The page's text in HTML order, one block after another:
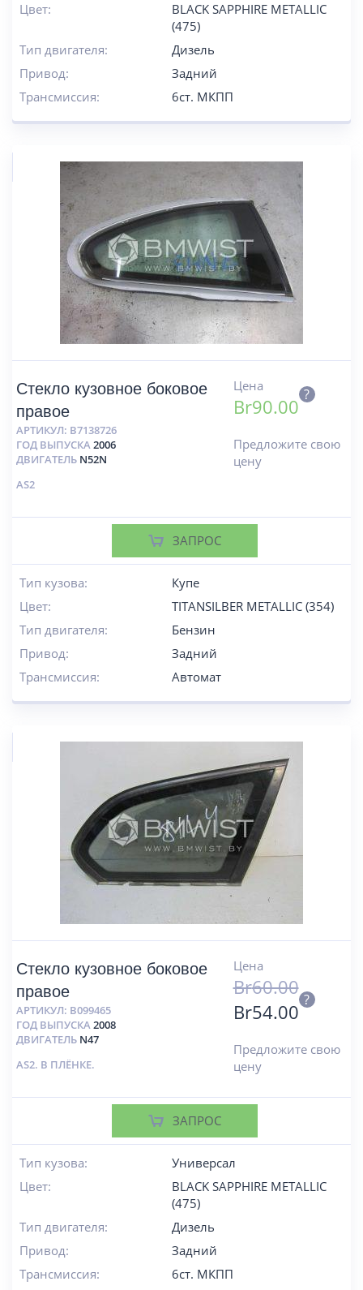
Цвет:
BLACK SAPPHIRE METALLIC
(475)
Тип двигателя:
Дизель
Привод:
Задний
Трансмиссия:
6ст. МКПП
Стекло кузовное боковое
правое
АРТИКУЛ: B7138726
ГОД ВЫПУСКА2006
ДВИГАТЕЛЬ N52N
AS2
Цена
Br90.00
?
Предложите свою
цену
ЗАПРОС
Тип кузова:
Купе
Цвет:
TITANSILBER METALLIC (354)
Тип двигателя:
Бензин
Привод:
Задний
Трансмиссия:
Автомат
Стекло кузовное боковое
правое
АРТИКУЛ: B099465
ГОД ВЫПУСКА2008
ДВИГАТЕЛЬ N47
AS2. В ПЛЁНКЕ.
Цена
Br60.00
Br54.00
?
Предложите свою
цену
ЗАПРОС
Тип кузова:
Универсал
Цвет:
BLACK SAPPHIRE METALLIC
(475)
Тип двигателя:
Дизель
Привод:
Задний
Трансмиссия:
6ст. МКПП